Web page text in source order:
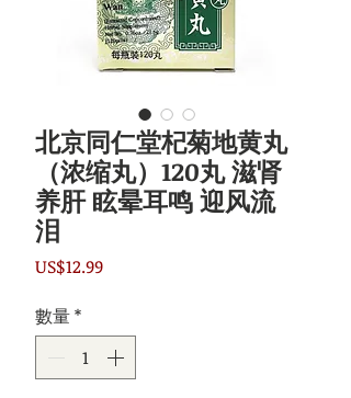
北京同仁堂杞菊地黄丸
（浓缩丸）120丸 滋肾
养肝 眩晕耳鸣 迎风流
泪
US$12.99價
數量*